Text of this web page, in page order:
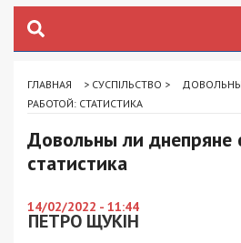
ГЛАВНАЯ > СУСПІЛЬСТВО >
РАБОТОЙ: СТАТИСТИКА
Довольны ли днепряне
статистика
14/02/2022 - 11:44
ПЕТРО ЩУКІН